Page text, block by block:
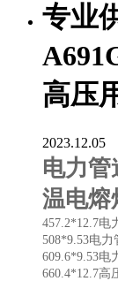
专业
高压
2023.12.05
电力管
温电熔
457.2*12.7电
508*9.53电力
609.6*9.53电
660.4*12.7高